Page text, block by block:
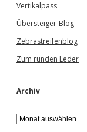
Vertikalpass
Übersteiger-Blog
Zebrastreifenblog
Zum runden Leder
Archiv
A
r